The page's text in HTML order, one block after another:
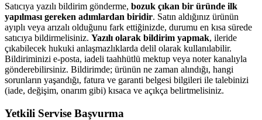
Satıcıya yazılı bildirim gönderme, bozuk çıkan bir üründe ilk
yapılması gereken adımlardan biridir. Satın aldığınız ürünün
ayıplı veya arızalı olduğunu fark ettiğinizde, durumu en kısa sürede
satıcıya bildirmelisiniz. Yazılı olarak bildirim yapmak, ileride
çıkabilecek hukuki anlaşmazlıklarda delil olarak kullanılabilir.
Bildiriminizi e-posta, iadeli taahhütlü mektup veya noter kanalıyla
gönderebilirsiniz. Bildirimde; ürünün ne zaman alındığı, hangi
sorunların yaşandığı, fatura ve garanti belgesi bilgileri ile talebinizi
(iade, değişim, onarım gibi) kısaca ve açıkça belirtmelisiniz.
Yetkili Servise Başvurma